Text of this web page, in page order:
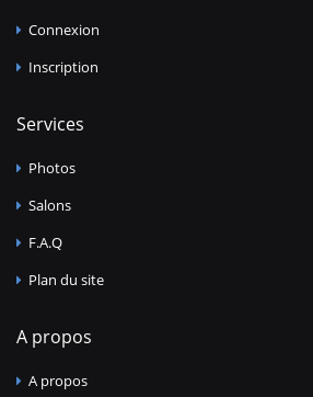
Connexion
Inscription
Services
Photos
Salons
F.A.Q
Plan du site
A propos
A propos